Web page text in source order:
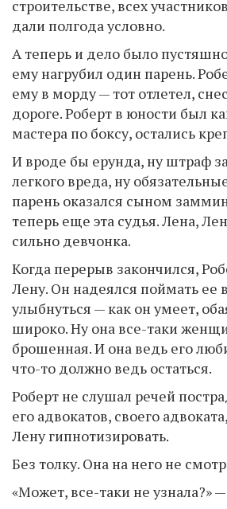
строительстве, всех
дали полгода условно.
А теперь и дело было
ему нагрубил один парень.
ему в морду — тот отлетел,
дороге. Роберт в юности был
мастера по боксу, остались
И вроде бы ерунда, ну штраф
легкого вреда, ну
парень оказался сыном
теперь еще эта судья. Лена,
сильно девчонка.
Когда перерыв закончился,
Лену. Он надеялся поймать ее
улыбнуться — как он умеет,
широко. Ну она все-таки
брошенная. И она ведь его
что-то должно ведь остаться.
Роберт не слушал речей
его адвокатов, своего
Лену гипнотизировать.
Без толку. Она на него не
«Может, все-таки не узнала?»